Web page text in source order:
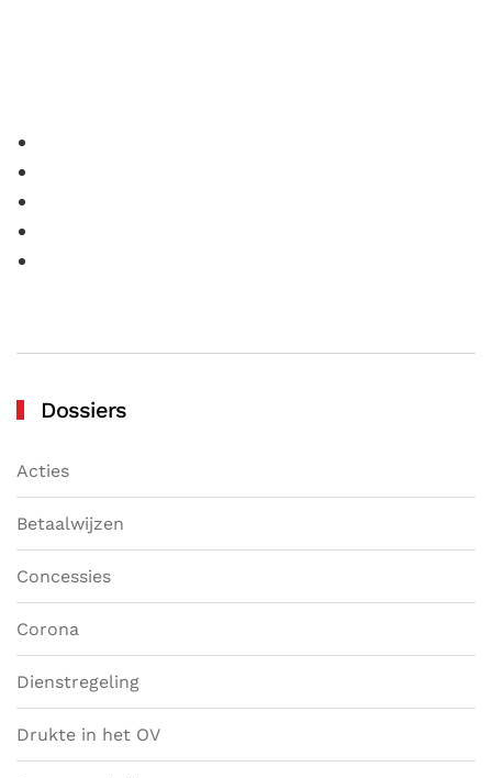
Dossiers
Acties
Betaalwijzen
Concessies
Corona
Dienstregeling
Drukte in het OV